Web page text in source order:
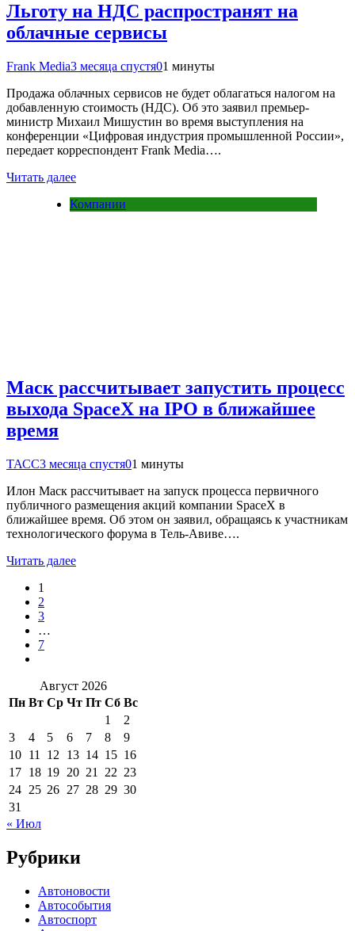
Льготу на НДС распространят на
облачные сервисы
Frank Media3 месяца спустя01 минуты
Продажа облачных сервисов не будет облагаться налогом на
добавленную стоимость (НДС). Об это заявил премьер-
министр Михаил Мишустин во время выступления на
конференции «Цифровая индустрия промышленной России»,
передает корреспондент Frank Media….
Читать далее
Компании
Маск рассчитывает запустить процесс
выхода SpaceX на IPO в ближайшее
время
ТАСС3 месяца спустя01 минуты
Илон Маск рассчитывает на запуск процесса первичного
публичного размещения акций компании SpaceX в
ближайшее время. Об этом он заявил, обращаясь к участникам
технологического форума в Тель-Авиве….
Читать далее
1
2
3
…
7
Август 2026
Пн Вт Ср Чт Пт Сб Вс
1
2
3
4 5 6 7 8
9
10 11 12 13 14 15 16
17 18 19 20 21 22 23
24 25 26 27 28 29 30
31
« Июл
Рубрики
Автоновости
Автособытия
Автоспорт